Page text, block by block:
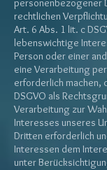
personenbezogener
rechtlichen
Art. 6 Abs. 1 lit. c
lebenswichtige
Person oder einer
eine Verarbeitung
erforderlich machen,
DSGVO als
Verarbeitung zur
Interesses unseres
Dritten erforderlich
Interessen dem
unter